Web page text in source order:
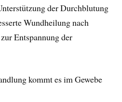
der Durchblutung
Wundheilung nach
Entspannung der
kommt es im Gewebe